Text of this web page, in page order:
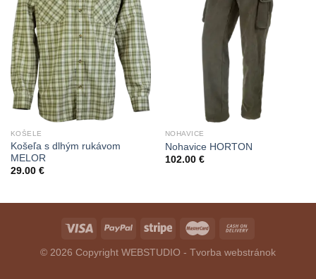
KOŠELE
Košeľa s dlhým rukávom
MELOR
29.00 €
NOHAVICE
Nohavice HORTON
102.00 €
© 2026 Copyright WEBSTUDIO - Tvorba webstránok